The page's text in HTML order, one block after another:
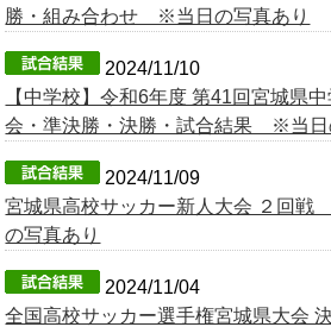
勝・組み合わせ ※当日の写真あり
2024/11/10
【中学校】令和6年度 第41回宮城県
会・準決勝・決勝・試合結果 ※当日
2024/11/09
宮城県高校サッカー新人大会 ２回
の写真あり
2024/11/04
全国高校サッカー選手権宮城県大会